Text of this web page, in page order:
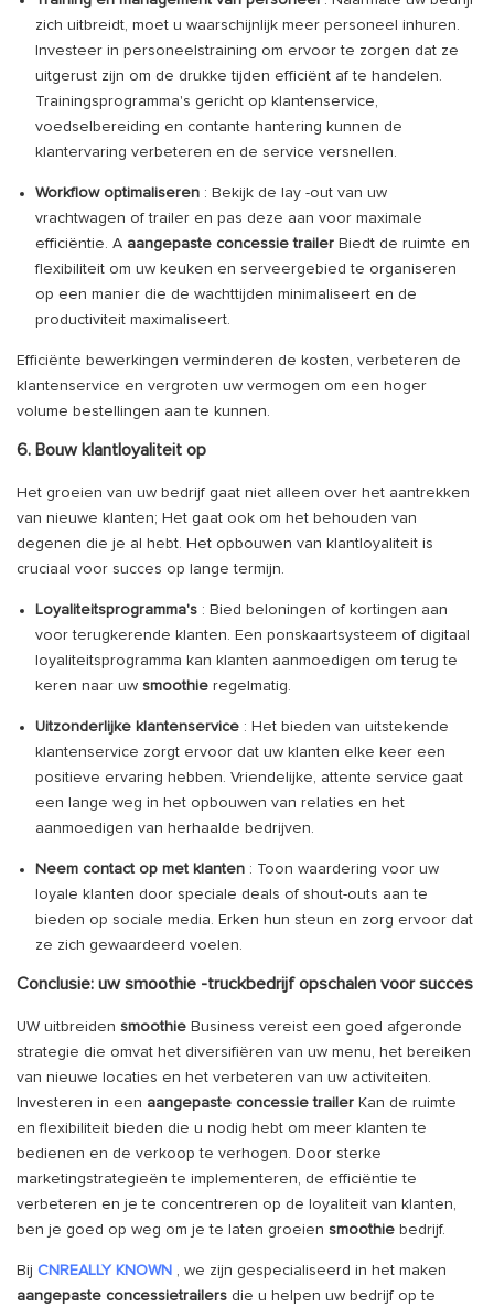
zich uitbreidt, moet u waarschijnlijk meer personeel inhuren.
Investeer in personeelstraining om ervoor te zorgen dat ze
uitgerust zijn om de drukke tijden efficiënt af te handelen.
Trainingsprogramma's gericht op klantenservice,
voedselbereiding en contante hantering kunnen de
klantervaring verbeteren en de service versnellen.
Workflow optimaliseren : Bekijk de lay -out van uw
vrachtwagen of trailer en pas deze aan voor maximale
efficiëntie. A aangepaste concessie trailer Biedt de ruimte en
flexibiliteit om uw keuken en serveergebied te organiseren
op een manier die de wachttijden minimaliseert en de
productiviteit maximaliseert.
Efficiënte bewerkingen verminderen de kosten, verbeteren de
klantenservice en vergroten uw vermogen om een ​​hoger
volume bestellingen aan te kunnen.
6. Bouw klantloyaliteit op
Het groeien van uw bedrijf gaat niet alleen over het aantrekken
van nieuwe klanten; Het gaat ook om het behouden van
degenen die je al hebt. Het opbouwen van klantloyaliteit is
cruciaal voor succes op lange termijn.
Loyaliteitsprogramma's : Bied beloningen of kortingen aan
voor terugkerende klanten. Een ponskaartsysteem of digitaal
loyaliteitsprogramma kan klanten aanmoedigen om terug te
keren naar uw smoothie regelmatig.
Uitzonderlijke klantenservice : Het bieden van uitstekende
klantenservice zorgt ervoor dat uw klanten elke keer een
positieve ervaring hebben. Vriendelijke, attente service gaat
een lange weg in het opbouwen van relaties en het
aanmoedigen van herhaalde bedrijven.
Neem contact op met klanten : Toon waardering voor uw
loyale klanten door speciale deals of shout-outs aan te
bieden op sociale media. Erken hun steun en zorg ervoor dat
ze zich gewaardeerd voelen.
Conclusie: uw smoothie -truckbedrijf opschalen voor succes
UW uitbreiden smoothie Business vereist een goed afgeronde
strategie die omvat het diversifiëren van uw menu, het bereiken
van nieuwe locaties en het verbeteren van uw activiteiten.
Investeren in een aangepaste concessie trailer Kan de ruimte
en flexibiliteit bieden die u nodig hebt om meer klanten te
bedienen en de verkoop te verhogen. Door sterke
marketingstrategieën te implementeren, de efficiëntie te
verbeteren en je te concentreren op de loyaliteit van klanten,
ben je goed op weg om je te laten groeien smoothie bedrijf.
Bij CNREALLY KNOWN , we zijn gespecialiseerd in het maken
aangepaste concessietrailers die u helpen uw bedrijf op te